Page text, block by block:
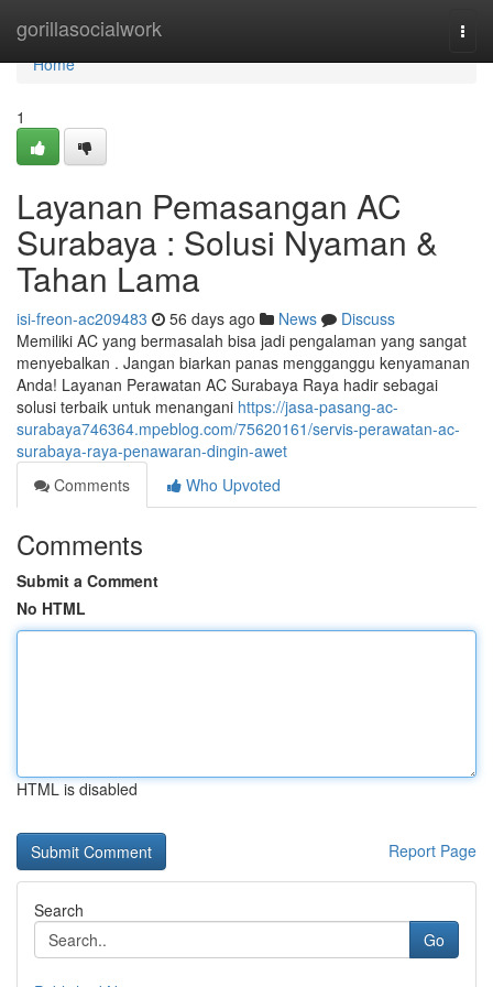
gorillasocialwork
Home
Home
1
Layanan Pemasangan AC
Surabaya : Solusi Nyaman &
Tahan Lama
isi-freon-ac209483 56 days ago News
Discuss
Memiliki AC yang bermasalah bisa jadi pengalaman yang sangat
menyebalkan . Jangan biarkan panas mengganggu kenyamanan
Anda! Layanan Perawatan AC Surabaya Raya hadir sebagai
solusi terbaik untuk menangani https://jasa-pasang-ac-
surabaya746364.mpeblog.com/75620161/servis-perawatan-ac-
surabaya-raya-penawaran-dingin-awet
Comments
Who Upvoted
Comments
Submit a Comment
No HTML
HTML is disabled
Report Page
Search
Go